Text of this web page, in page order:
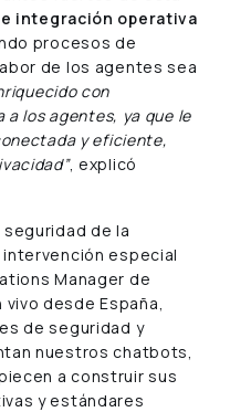
integración operativa
procesos de
de los agentes sea
con
los agentes, ya que le
y eficiente,
, explicó
seguridad de la
especial
Manager de
desde España,
de seguridad y
nuestros chatbots,
a construir sus
y estándares